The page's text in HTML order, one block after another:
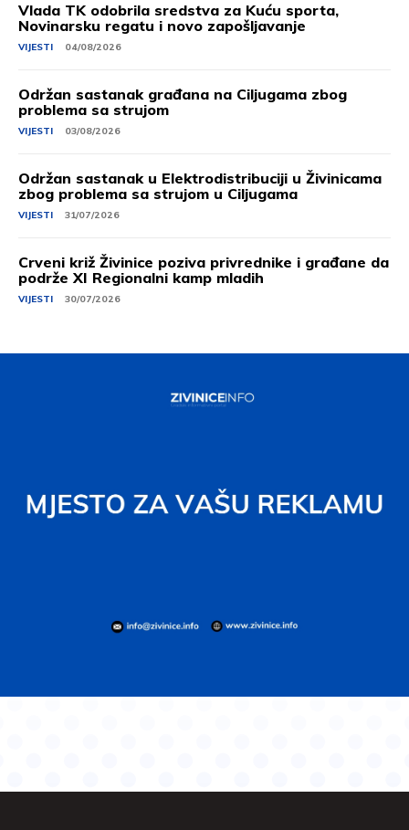
Vlada TK odobrila sredstva za Kuću sporta,
Novinarsku regatu i novo zapošljavanje
VIJESTI 04/08/2026
Održan sastanak građana na Ciljugama zbog
problema sa strujom
VIJESTI 03/08/2026
Održan sastanak u Elektrodistribuciji u Živinicama
zbog problema sa strujom u Ciljugama
VIJESTI 31/07/2026
Crveni križ Živinice poziva privrednike i građane da
podrže XI Regionalni kamp mladih
VIJESTI 30/07/2026